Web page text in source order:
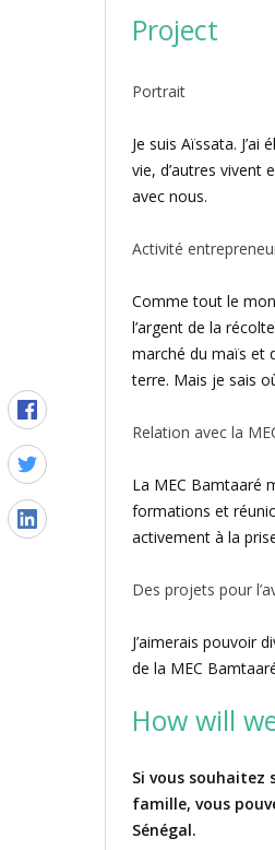
Project
Portrait
Je suis Aïssata.
vie, d’autres
avec nous.
Activité
Comme tout le
l’argent de la
marché du maïs et
terre. Mais je sais
Relation avec la
La MEC Bamtaaré
formations et
activement à la
Des projets pour
J’aimerais pouvoir
de la MEC
How will
Si vous souhaitez
famille, vous
Sénégal.